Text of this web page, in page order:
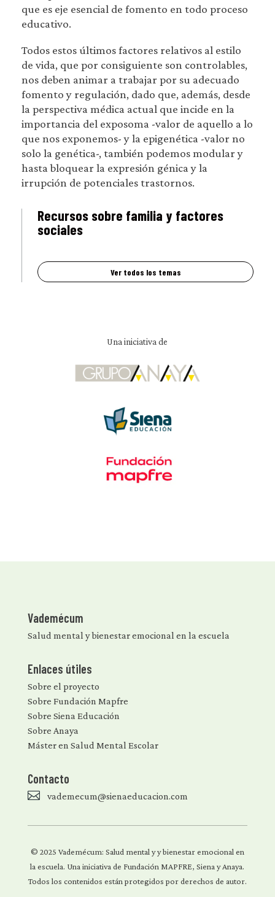
que es eje esencial de fomento en todo proceso
educativo.
Todos estos últimos factores relativos al estilo
de vida, que por consiguiente son controlables,
nos deben animar a trabajar por su adecuado
fomento y regulación, dado que, además, desde
la perspectiva médica actual que incide en la
importancia del exposoma -valor de aquello a lo
que nos exponemos- y la epigenética -valor no
solo la genética-, también podemos modular y
hasta bloquear la expresión génica y la
irrupción de potenciales trastornos.
Recursos sobre familia y factores
sociales
Ver todos los temas
Una iniciativa de
Vademécum
Salud mental y bienestar emocional en la escuela
Enlaces útiles
Sobre el proyecto
Sobre Fundación Mapfre
Sobre Siena Educación
Sobre Anaya
Máster en Salud Mental Escolar
Contacto
 vademecum@sienaeducacion.com
© 2025 Vademécum: Salud mental y y bienestar emocional en
la escuela. Una iniciativa de Fundación MAPFRE, Siena y Anaya.
Todos los contenidos están protegidos por derechos de autor.